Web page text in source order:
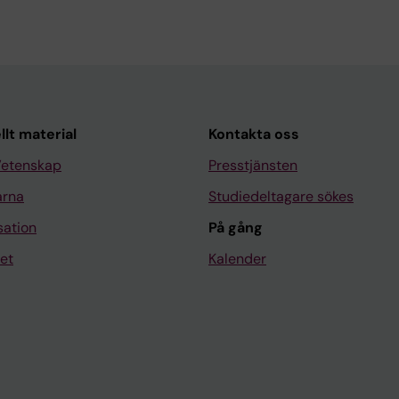
material
Kontakta oss
Presstjänsten
Studiedeltagare sökes
På gång
Kalender